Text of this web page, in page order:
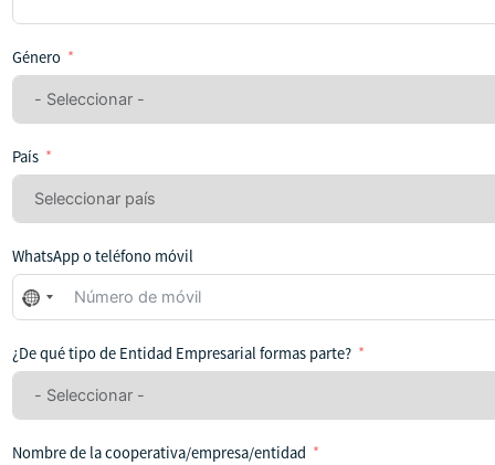
Género
País
WhatsApp o teléfono móvil
No
se
seleccionado
ningún
¿De qué tipo de Entidad Empresarial formas parte?
Nombre de la cooperativa/empresa/entidad